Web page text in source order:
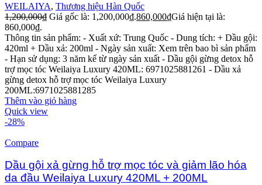
WEILAIYA, Thương hiệu Hàn Quốc
1,200,000₫ Giá gốc là: 1,200,000₫.860,000₫Giá hiện tại là:
860,000₫.
Thông tin sản phẩm: - Xuất xứ: Trung Quốc - Dung tích: + Dầu gội:
420ml + Dầu xả: 200ml - Ngày sản xuất: Xem trên bao bì sản phẩm
- Hạn sử dụng: 3 năm kể từ ngày sản xuất - Dầu gội gừng detox hỗ
trợ mọc tóc Weilaiya Luxury 420ML: 6971025881261 - Dầu xả
gừng detox hỗ trợ mọc tóc Weilaiya Luxury
200ML:6971025881285
Thêm vào giỏ hàng
Quick view
-28%
Compare
Dầu gội xả gừng hỗ trợ mọc tóc và giảm lão hóa
da đầu Weilaiya Luxury 420ML + 200ML